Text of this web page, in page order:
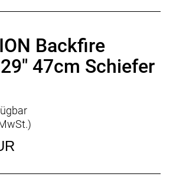
: 800Wh
300, BOSCH Mini Remote
Standard Charger * 4 Ampere
Körpergrösse
Backfire
47cm Schiefer